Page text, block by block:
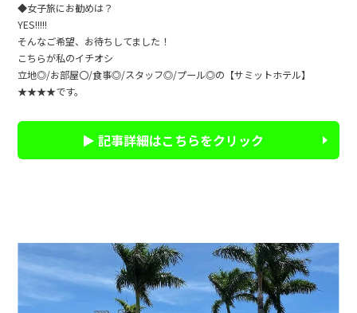
◆女子旅にお勧めは？
YES!!!!!
そんなご希望、お待ちしてました！
こちらが私のイチオシ
立地◎/お部屋〇/食事◎/スタッフ◎/プール◎の【サミットホテル】
★★★★です。
▶ 記事詳細はこちらをクリック